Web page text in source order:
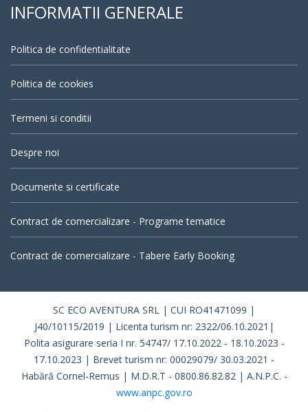
INFORMATII GENERALE
Politica de confidentialitate
Politica de cookies
Termeni si conditii
Despre noi
Documente si certificate
Contract de comercializare - Programe tematice
Contract de comercializare - Tabere Early Booking
SC ECO AVENTURA SRL | CUI RO41471099 |
J40/10115/2019 | Licenta turism nr: 2322/06.10.2021|
Polita asigurare seria I nr. 54747/ 17.10.2022 - 18.10.2023 -
17.10.2023 | Brevet turism nr: 00029079/ 30.03.2021 -
Habără Cornel-Remus | M.D.R.T - 0800.86.82.82 | A.N.P.C. -
www.anpc.gov.ro